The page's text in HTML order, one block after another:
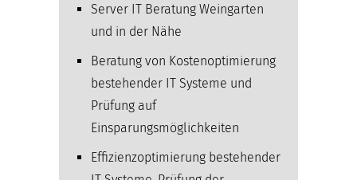
Server IT Beratung Weingarten
und in der Nähe
Beratung von Kostenoptimierung
bestehender IT Systeme und
Prüfung auf
Einsparungsmöglichkeiten
Effizienzoptimierung bestehender